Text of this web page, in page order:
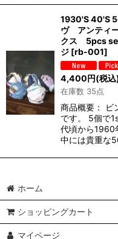
1930'S 40'S
ヴ アンティ
クス 5pcs
ジ [rb-001]
4,400円(税込
在庫数 35点
商品概要： ビ
です。 5個で
代頃から1960
中には貴重な
ホーム
ショッピングカート
マイページ